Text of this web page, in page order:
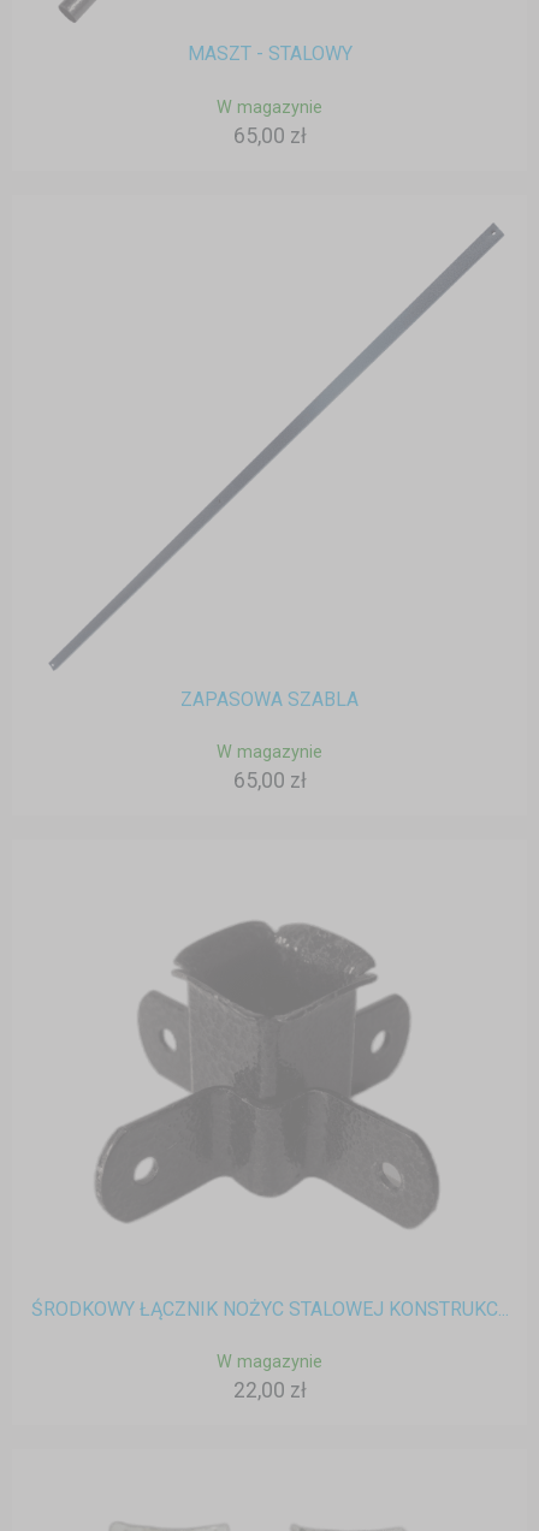
MASZT - STALOWY
W magazynie
65,00 zł
ZAPASOWA SZABLA
W magazynie
65,00 zł
ŚRODKOWY ŁĄCZNIK NOŻYC STALOWEJ KONSTRUKC...
W magazynie
22,00 zł